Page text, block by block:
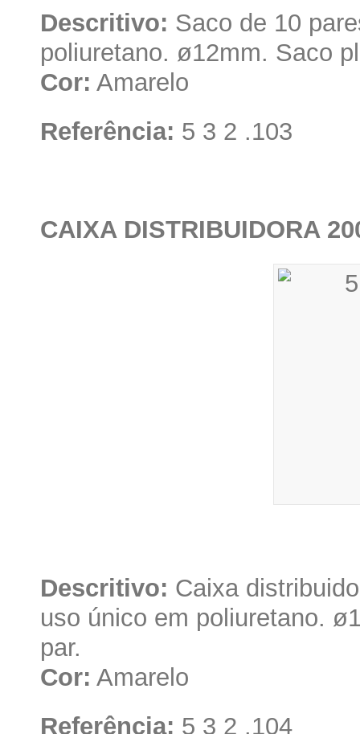
Descritivo: Saco de 10
poliuretano. ø12mm. Saco
Cor: Amarelo
Referência: 5 3 2 .103
CAIXA DISTRIBUIDORA
Descritivo: Caixa
uso único em poliuretano.
par.
Cor: Amarelo
Referência: 5 3 2 .104